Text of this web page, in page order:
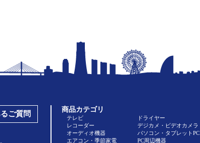
ご質問
商品カテゴリ
テレビ
レコーダー
オーディオ機器
エアコン・季節家電
ドライヤー
デジカメ・ビデオカメラ
パソコン・タブレットPC
PC周辺機器